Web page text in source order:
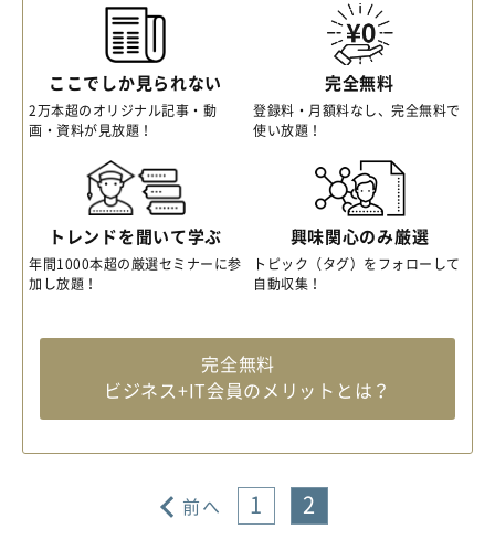
ここでしか見られない
2万本超のオリジナル記事・動
画・資料が見放題！
完全無料
登録料・月額料なし、完全無料で
使い放題！
トレンドを聞いて学ぶ
年間1000本超の厳選セミナーに参
加し放題！
興味関心のみ厳選
トピック（タグ）をフォローして
自動収集！
完全無料
ビジネス+IT会員のメリットとは？
前へ 1 2